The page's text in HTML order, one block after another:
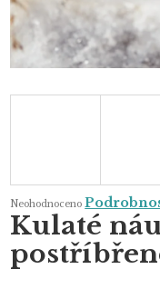
Průměrné
hodnocení
produktu
je
0,0
5
Neohodnoceno
Kulaté